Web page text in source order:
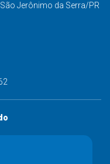
Jerônimo da Serra/PR